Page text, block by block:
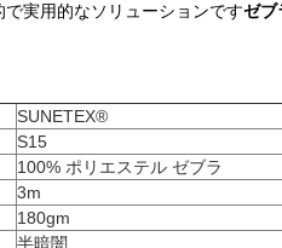
実用的なソリューションですゼブ
SUNETEX®
S15
100% ポリエステル ゼブラ
3m
180gm
半暗闇